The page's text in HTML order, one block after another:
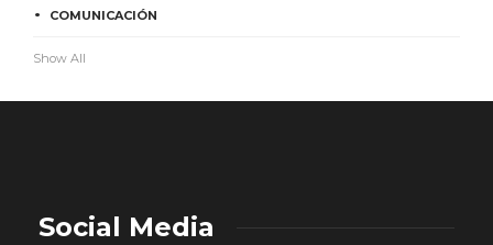
COMUNICACIÓN
Show All
Social Media